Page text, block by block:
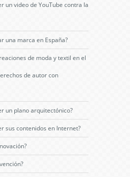
un video de YouTube contra la
una marca en España?
de moda y textil en el
de autor con
un plano arquitectónico?
sus contenidos en Internet?